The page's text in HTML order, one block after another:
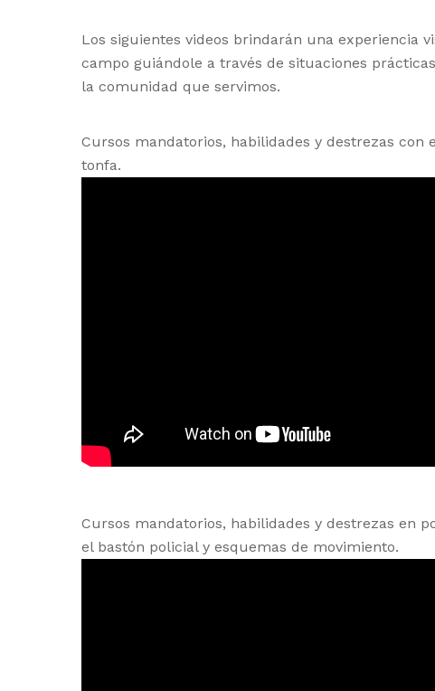
Los siguientes videos brindarán una experiencia
campo guiándole a través de situaciones
la comunidad que servimos.
Cursos mandatorios, habilidades y destrezas con
tonfa.
Cursos mandatorios, habilidades y destrezas en
el bastón policial y esquemas de movimiento.